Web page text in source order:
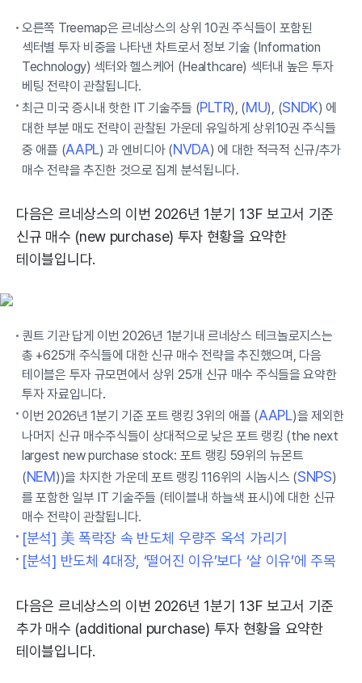
오른쪽 Treemap은 르네상스의 상위 10권 주식들이 포함된
섹터별 투자 비중을 나타낸 차트로서 정보 기술 (Information
Technology) 섹터와 헬스케어 (Healthcare) 섹터내 높은 투자
베팅 전략이 관찰됩니다.
최근 미국 증시내 핫한 IT 기술주들 (PLTR), (MU), (SNDK) 에
대한 부분 매도 전략이 관찰된 가운데 유일하게 상위10권 주식들
중 애플 (AAPL) 과 엔비디아 (NVDA) 에 대한 적극적 신규/추가
매수 전략을 추진한 것으로 집계 분석됩니다.
다음은 르네상스의 이번 2026년 1분기 13F 보고서 기준
신규 매수 (new purchase) 투자 현황을 요약한
테이블입니다.
퀀트 기관 답게 이번 2026년 1분기내 르네상스 테크놀로지스는
총 +625개 주식들에 대한 신규 매수 전략을 추진했으며, 다음
테이블은 투자 규모면에서 상위 25개 신규 매수 주식들을 요약한
투자 자료입니다.
이번 2026년 1분기 기준 포트 랭킹 3위의 애플 (AAPL)을 제외한
나머지 신규 매수주식들이 상대적으로 낮은 포트 랭킹 (the next
largest new purchase stock: 포트 랭킹 59위의 뉴몬트
(NEM))을 차지한 가운데 포트 랭킹 116위의 시놉시스 (SNPS)
를 포함한 일부 IT 기술주들 (테이블내 하늘색 표시)에 대한 신규
매수 전략이 관찰됩니다.
[분석] 美 폭락장 속 반도체 우량주 옥석 가리기
[분석] 반도체 4대장, ‘떨어진 이유’보다 ‘살 이유’에 주목
다음은 르네상스의 이번 2026년 1분기 13F 보고서 기준
추가 매수 (additional purchase) 투자 현황을 요약한
테이블입니다.